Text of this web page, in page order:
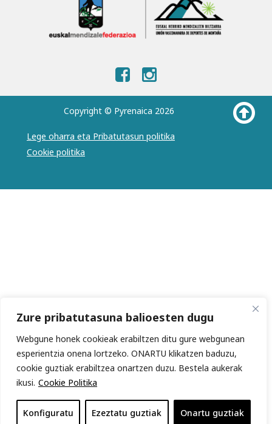
Zure pribatutasuna balioesten dugu
Webgune honek cookieak erabiltzen ditu gure webgunean
esperientzia onena lortzeko. ONARTU klikatzen baduzu,
cookie guztiak erabiltzea onartzen duzu. Bestela aukerak
ikusi. Cookie Politika
Konfiguratu Ezeztatu guztiak Onartu guztiak
Copyright © Pyrenaica 2026
Lege oharra eta Pribatutasun politika
Cookie politika